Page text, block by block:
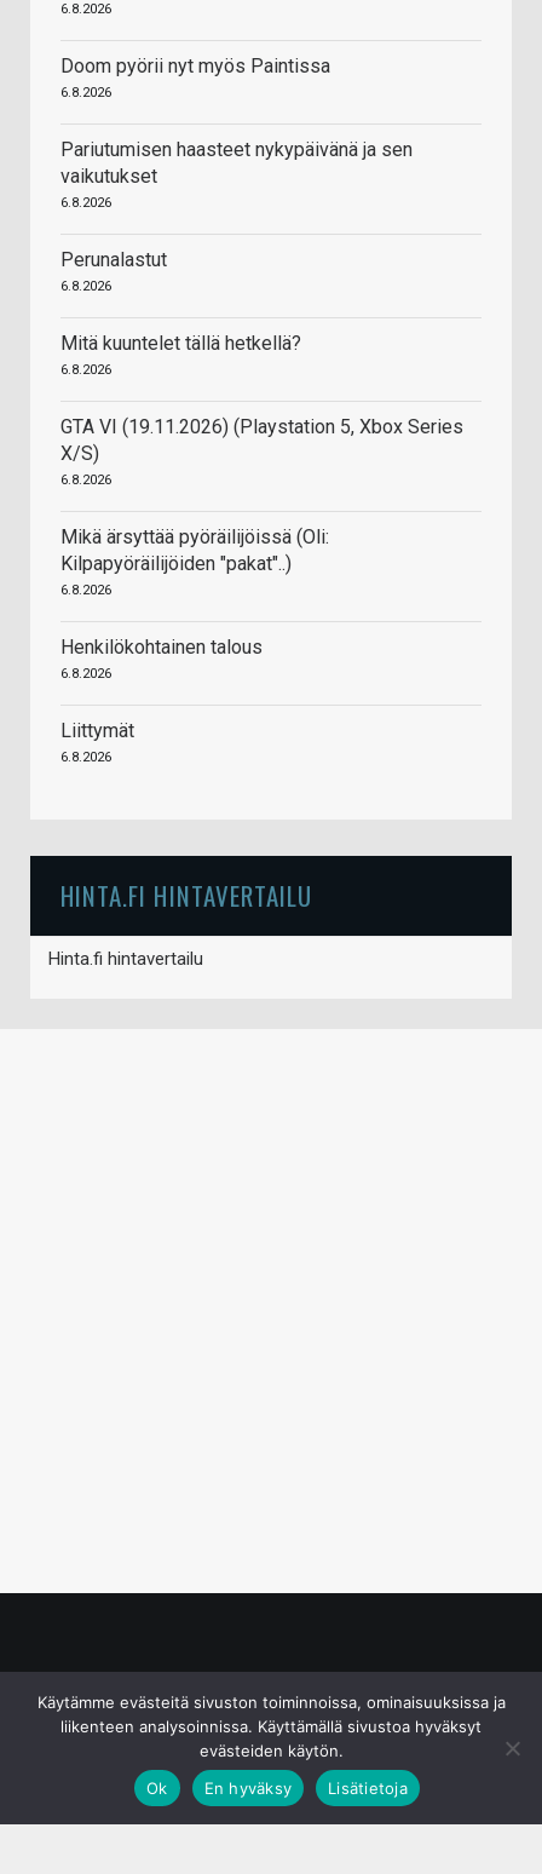
6.8.2026
Doom pyörii nyt myös Paintissa
6.8.2026
Pariutumisen haasteet nykypäivänä ja sen
vaikutukset
6.8.2026
Perunalastut
6.8.2026
Mitä kuuntelet tällä hetkellä?
6.8.2026
GTA VI (19.11.2026) (Playstation 5, Xbox Series
X/S)
6.8.2026
Mikä ärsyttää pyöräilijöissä (Oli:
Kilpapyöräilijöiden "pakat"..)
6.8.2026
Henkilökohtainen talous
6.8.2026
Liittymät
6.8.2026
HINTA.FI HINTAVERTAILU
Hinta.fi hintavertailu
Käytämme evästeitä sivuston toiminnoissa, ominaisuuksissa ja
liikenteen analysoinnissa. Käyttämällä sivustoa hyväksyt
evästeiden käytön.
Ok
En hyväksy Lisätietoja